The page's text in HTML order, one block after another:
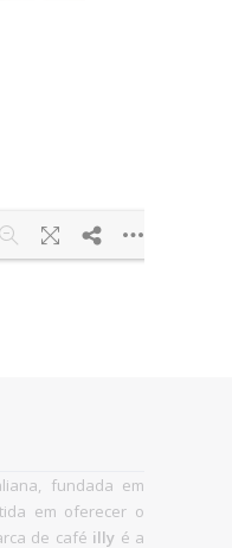
fundada em
em oferecer o
de café illy é a